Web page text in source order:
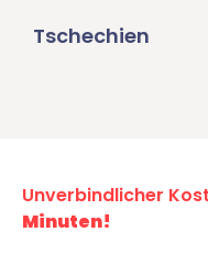
Tschechien
Unverbindlicher
Minuten!